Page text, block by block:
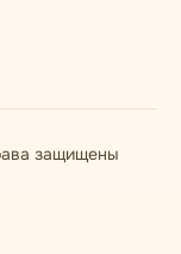
защищены